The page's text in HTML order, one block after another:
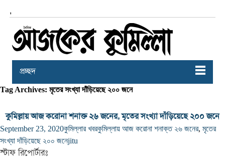
,
প্রচ্ছদ
Tag Archives: মৃতের সংখ্যা দাঁড়িয়েছে ২০০ জনে
কুমিল্লায় আজ করোনা শনাক্ত ২৬ জনের, মৃতের সংখ্যা দাঁড়িয়েছে ২০০ জনে
September 23, 2020কুমিল্লার খবরকুমিল্লায় আজ করোনা শনাক্ত ২৬ জনের, মৃতের
সংখ্যা দাঁড়িয়েছে ২০০ জনেjitu
স্টাফ রিপোর্টারঃ